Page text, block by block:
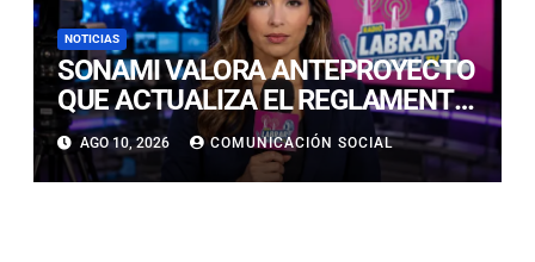
NOTICIAS
SONAMI VALORA ANTEPROYECTO
QUE ACTUALIZA EL REGLAMENTO
DEL SEIA Y REAFIRMA LA
NECESIDAD DE UNA AGENDA
INTEGRAL PARA FORTALECER LA
AGO 10, 2026 COMUNICACIÓN SOCIAL